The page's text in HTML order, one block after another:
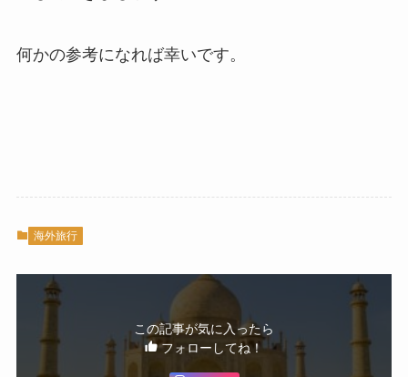
何かの参考になれば幸いです。
海外旅行
この記事が気に入ったら
フォローしてね！